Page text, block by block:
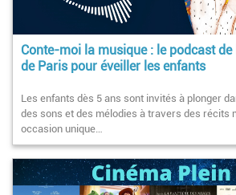
Conte-moi la musique : le podcast
de Paris pour éveiller les enfants
Les enfants dès 5 ans sont invités à plonger
des sons et des mélodies à travers des récits
occasion unique…